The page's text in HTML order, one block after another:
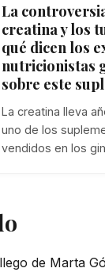
La
creatina y los
qué dicen los
nutricionistas
sobre este
La creatina lleva
uno de los
vendidos en los
de Marta